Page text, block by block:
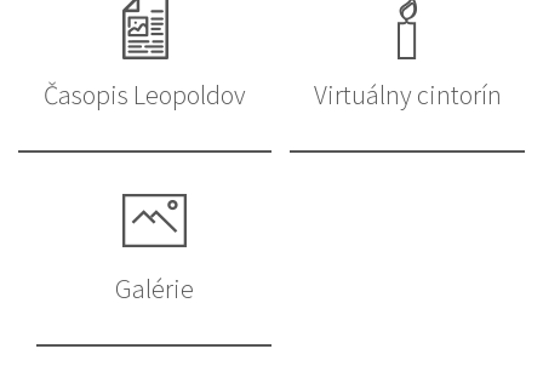
Časopis Leopoldov Virtuálny cintorín
Galérie